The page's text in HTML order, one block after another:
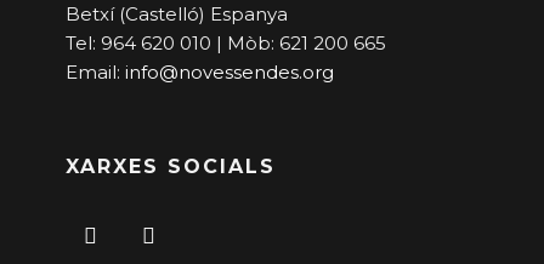
Betxí (Castelló) Espanya
Tel: 964 620 010 | Mòb: 621 200 665
Email: info@novessendes.org
XARXES SOCIALS